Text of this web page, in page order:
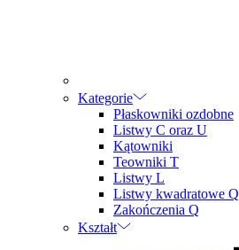
Kategorie
Płaskowniki ozdobne
Listwy C oraz U
Kątowniki
Teowniki T
Listwy L
Listwy kwadratowe Q
Zakończenia Q
Kształt